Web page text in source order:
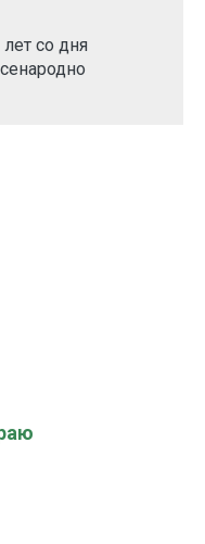
со дня